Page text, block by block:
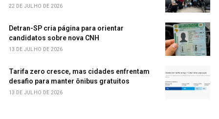
22 DE JULHO DE 2026
Detran-SP cria página para orientar
candidatos sobre nova CNH
13 DE JULHO DE 2026
Tarifa zero cresce, mas cidades enfrentam
desafio para manter ônibus gratuitos
13 DE JULHO DE 2026